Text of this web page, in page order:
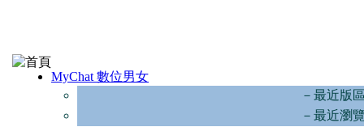
MyChat 數位男女
－最近版
－最近瀏